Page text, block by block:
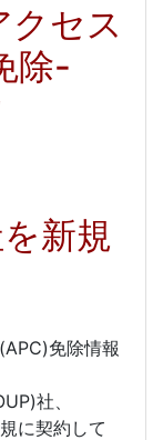
セス
除-
新規
免除情報
社、
に契約して